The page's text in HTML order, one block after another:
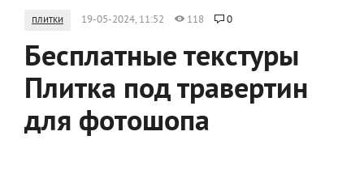
плитки 19-05-2024, 11:52 118 0
Бесплатные текстуры
Плитка под травертин
для фотошопа